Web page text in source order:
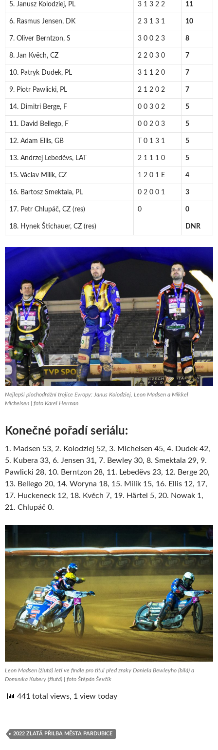
5. Janusz Kolodziej, PL 3 1 3 2 2 11
6. Rasmus Jensen, DK 2 3 1 3 1 10
7. Oliver Berntzon, S 3 0 0 2 3 8
8. Jan Kvěch, CZ 2 2 0 3 0 7
10. Patryk Dudek, PL 3 1 1 2 0 7
9. Piotr Pawlicki, PL 2 1 2 0 2 7
14. Dimitri Berge, F 0 0 3 0 2 5
11. David Bellego, F 0 0 2 0 3 5
12. Adam Ellis, GB T 0 1 3 1 5
13. Andrzej Lebeděvs, LAT 2 1 1 1 0 5
15. Václav Milík, CZ 1 2 0 1 E 4
16. Bartosz Smektala, PL 0 2 0 0 1 3
17. Petr Chlupáč, CZ (res) 0 0
18. Hynek Štichauer, CZ (res) DNR
Nejlepší plochodrážní trojice Evropy: Janus Kolodziej, Leon Madsen a Mikkel
Michelsen | foto Karel Herman
Konečné pořadí seriálu:
1. Madsen 53, 2. Kolodziej 52, 3. Michelsen 45, 4. Dudek 42,
5. Kubera 33, 6. Jensen 31, 7. Bewley 30, 8. Smektala 29, 9.
Pawlicki 28, 10. Berntzon 28, 11. Lebeděvs 23, 12. Berge 20,
13. Bellego 20, 14. Woryna 18, 15. Milík 15, 16. Ellis 12, 17,
17. Huckeneck 12, 18. Kvěch 7, 19. Härtel 5, 20. Nowak 1,
21. Chlupáč 0.
Leon Madsen (žlutá) letí ve finále pro titul před zraky Daniela Bewleyho (bílá) a
Dominika Kubery (žlutá) | foto Štěpán Ševčík
441 total views, 1 view today
2022 ZLATÁ PŘILBA MĚSTA PARDUBICE